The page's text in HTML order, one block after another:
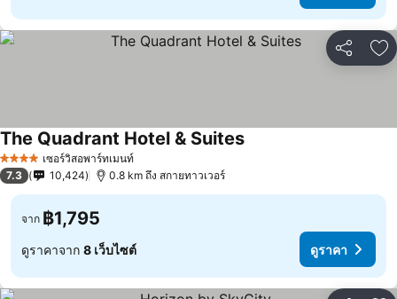
แชร์ เ
4 ดาว เซอร์วิสอพาร์ทเมนท์
The Quadrant Hotel & Suites
7.3 10,424 0.8 km ถึง สกายทาวเวอร์
จาก ฿1,795
ดูราคาจาก 8 เว็บไซต์ ดูราคา